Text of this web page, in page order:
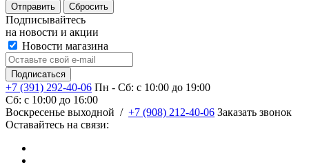
Сбросить
Подписывайтесь
на новости и акции
Новости магазина
+7 (391) 292-40-06 Пн - Сб: c 10:00 до 19:00
Сб: c 10:00 до 16:00
​Воскресенье выходной / +7 (908) 212-40-06 Заказать звонок
Оставайтесь на связи: